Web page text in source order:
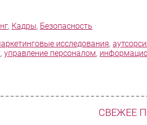
, Кадры, Безопасность
исследования,
, управление персоналом,
СВЕЖЕЕ